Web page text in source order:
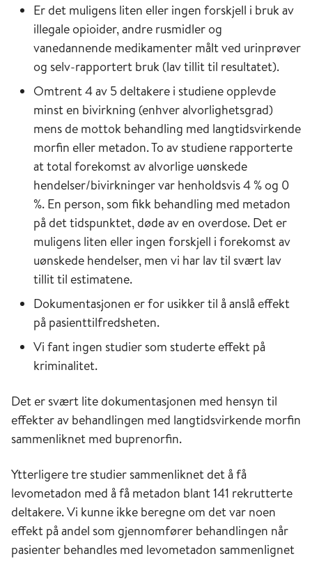
Er det muligens liten eller ingen forskjell i bruk av
illegale opioider, andre rusmidler og
vanedannende medikamenter målt ved urinprøver
og selv-rapportert bruk (lav tillit til resultatet).
Omtrent 4 av 5 deltakere i studiene opplevde
minst en bivirkning (enhver alvorlighetsgrad)
mens de mottok behandling med langtidsvirkende
morfin eller metadon. To av studiene rapporterte
at total forekomst av alvorlige uønskede
hendelser/bivirkninger var henholdsvis 4 % og 0
%. En person, som fikk behandling med metadon
på det tidspunktet, døde av en overdose. Det er
muligens liten eller ingen forskjell i forekomst av
uønskede hendelser, men vi har lav til svært lav
tillit til estimatene.
Dokumentasjonen er for usikker til å anslå effekt
på pasienttilfredsheten.
Vi fant ingen studier som studerte effekt på
kriminalitet.
Det er svært lite dokumentasjonen med hensyn til
effekter av behandlingen med langtidsvirkende morfin
sammenliknet med buprenorfin.
Ytterligere tre studier sammenliknet det å få
levometadon med å få metadon blant 141 rekrutterte
deltakere. Vi kunne ikke beregne om det var noen
effekt på andel som gjennomfører behandlingen når
pasienter behandles med levometadon sammenlignet